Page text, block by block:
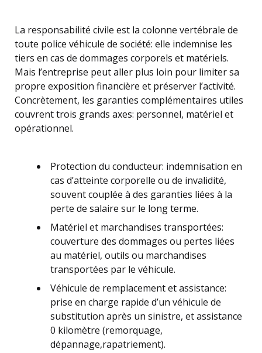
La responsabilité civile est la colonne vertébrale de
toute police véhicule de société: elle indemnise les
tiers en cas de dommages corporels et matériels.
Mais l’entreprise peut aller plus loin pour limiter sa
propre exposition financière et préserver l’activité.
Concrètement, les garanties complémentaires utiles
couvrent trois grands axes: personnel, matériel et
opérationnel.
Protection du conducteur: indemnisation en
cas d’atteinte corporelle ou de invalidité,
souvent couplée à des garanties liées à la
perte de salaire sur le long terme.
Matériel et marchandises transportées:
couverture des dommages ou pertes liées
au matériel, outils ou marchandises
transportées par le véhicule.
Véhicule de remplacement et assistance:
prise en charge rapide d’un véhicule de
substitution après un sinistre, et assistance
0 kilomètre (remorquage,
dépannage,rapatriement).